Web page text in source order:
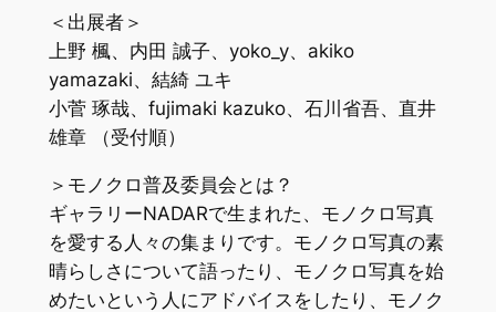
＜出展者＞
上野 楓、内田 誠子、yoko_y、akiko
yamazaki、結綺 ユキ
小菅 琢哉、fujimaki kazuko、石川省吾、直井
雄章 （受付順）
＞モノクロ普及委員会とは？
ギャラリーNADARで生まれた、モノクロ写真
を愛する人々の集まりです。モノクロ写真の素
晴らしさについて語ったり、モノクロ写真を始
めたいという人にアドバイスをしたり、モノク